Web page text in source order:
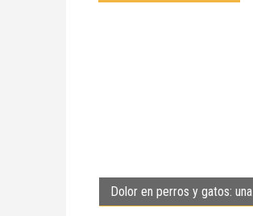
Dolor en perros y gatos: una